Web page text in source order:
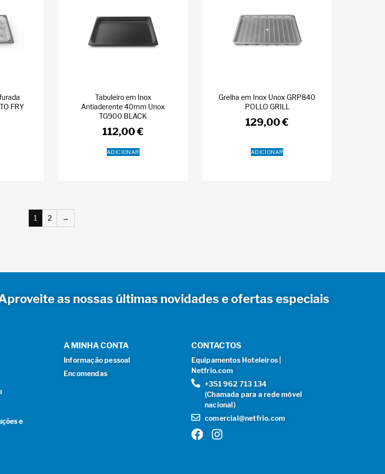
FRY
Tabuleiro em Inox
Antiaderente 40mm Unox
TG900 BLACK
112,00€
ADICIONAR
Grelha em Inox Unox GRP840
POLLO GRILL
129,00€
ADICIONAR
1 2 →
as nossas últimas novidades e ofertas especiais
e
A MINHA CONTA
Informação pessoal
Encomendas
CONTACTOS
Equipamentos Hoteleiros |
Netfrio.com
+351 962 713 134
(Chamada para a rede móvel
nacional)
comercial@netfrio.com